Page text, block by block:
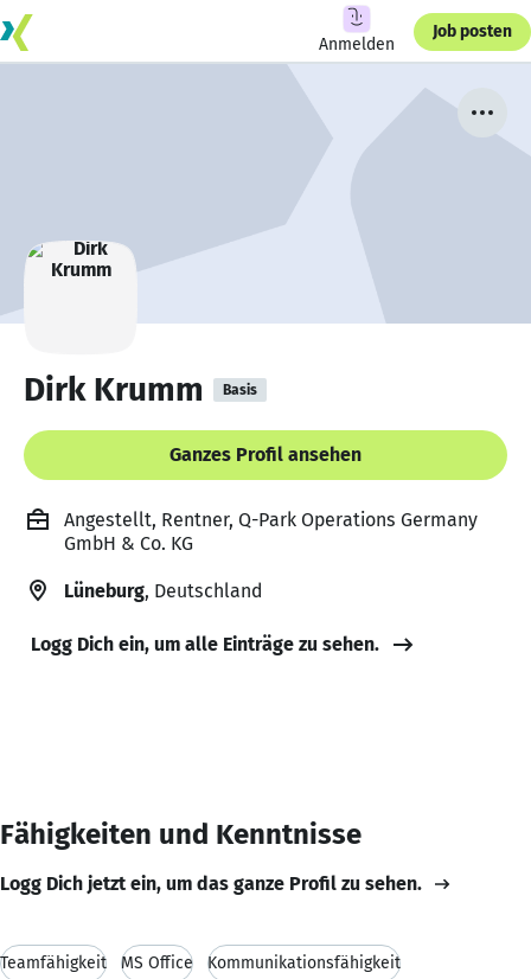
Anmelden
Job posten
Dirk Krumm Basis
Ganzes Profil ansehen
Angestellt, Rentner, Q-Park Operations Germany
GmbH & Co. KG
Lüneburg, Deutschland
Logg Dich ein, um alle Einträge zu sehen.
Fähigkeiten und Kenntnisse
Logg Dich jetzt ein, um das ganze Profil zu sehen.
Teamfähigkeit MS Office Kommunikationsfähigkeit